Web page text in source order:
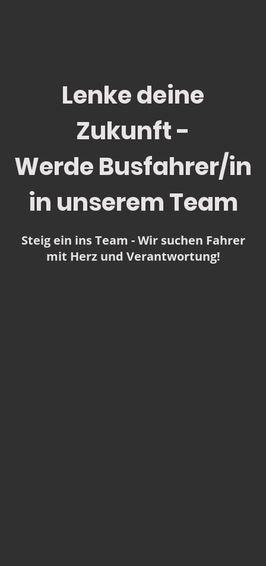
Lenke deine
Zukunft -
Werde Busfahrer/in
in unseremTeam
Steig ein ins Team - Wir suchen Fahrer
mit Herz und Verantwortung!